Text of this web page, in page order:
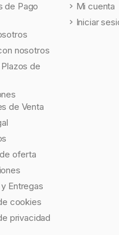
de Pago
nosotros
de
de Venta
oferta
Entregas
cookies
privacidad
Mi cuenta
Iniciar